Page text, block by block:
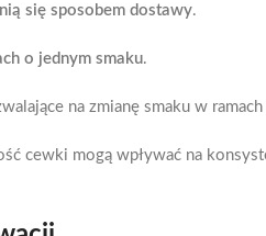
się sposobem dostawy.
o jednym smaku.
na zmianę smaku w
cewki mogą wpływać na